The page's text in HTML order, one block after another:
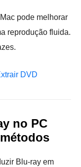
pode melhorar
reprodução fluida.
DVD
no PC
Blu-ray em